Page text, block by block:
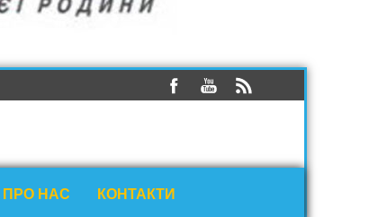
ПРО НАС КОНТАКТИ